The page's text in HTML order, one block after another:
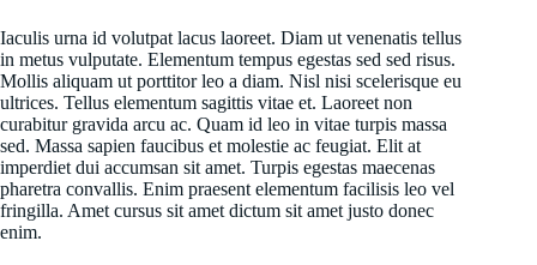
Iaculis urna id volutpat lacus laoreet. Diam ut venenatis tellus
in metus vulputate. Elementum tempus egestas sed sed risus.
Mollis aliquam ut porttitor leo a diam. Nisl nisi scelerisque eu
ultrices. Tellus elementum sagittis vitae et. Laoreet non
curabitur gravida arcu ac. Quam id leo in vitae turpis massa
sed. Massa sapien faucibus et molestie ac feugiat. Elit at
imperdiet dui accumsan sit amet. Turpis egestas maecenas
pharetra convallis. Enim praesent elementum facilisis leo vel
fringilla. Amet cursus sit amet dictum sit amet justo donec
enim.